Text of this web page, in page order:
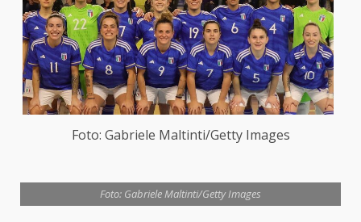
Foto: Gabriele Maltinti/Getty Images
Foto: Gabriele Maltinti/Getty Images